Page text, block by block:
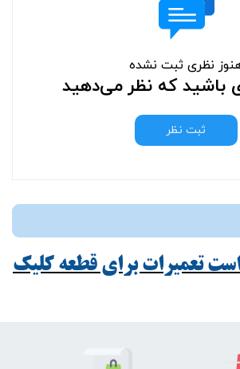
نظری ثبت نشده
باشید که نظر می‌دهید
ثبت نظر
تعمیرات برای قطعه کلیک